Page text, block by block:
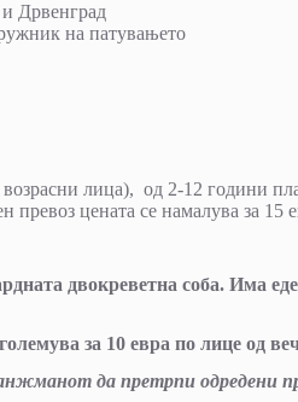
и Дрвенград
на патувањето
лица), од 2-12 години
превоз цената се намалува за 15
двокреветна соба. Има
за 10 евра по лице од
да претрпи одредени